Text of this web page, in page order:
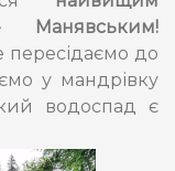
пересідаємо до
у мандрівку
водоспад є